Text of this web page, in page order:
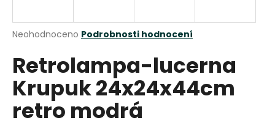
Průměrné
produktu
je
0,0
5
hvězdiček.
Neohodnoceno Podrobnosti hodnocení
Retrolampa-lucerna
Krupuk 24x24x44cm
retro modrá
j
t
?